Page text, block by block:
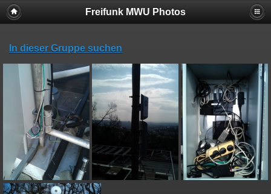
Freifunk MWU Photos
In dieser Gruppe suchen